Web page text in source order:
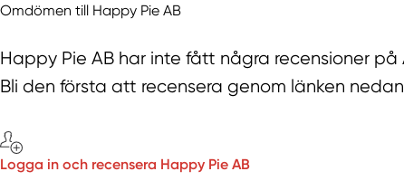
Omdömen till Happy Pie AB
Happy Pie AB har inte fått några recensioner
Bli den första att recensera genom länken
Logga in och recensera Happy Pie AB